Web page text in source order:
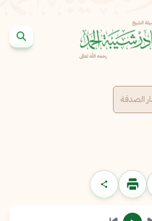
الصدقة
عن مشكلة